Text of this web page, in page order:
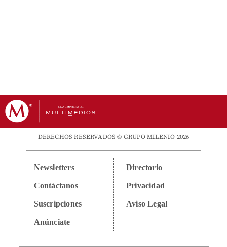
DERECHOS RESERVADOS © GRUPO MILENIO 2026
Newsletters
Contáctanos
Suscripciones
Anúnciate
Directorio
Privacidad
Aviso Legal